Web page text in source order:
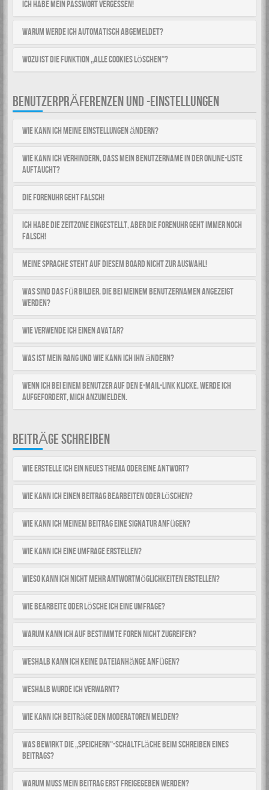
Ich habe mein Passwort vergessen!
Warum werde ich automatisch abgemeldet?
Wozu ist die Funktion „Alle Cookies löschen“?
BENUTZERPRÄFERENZEN UND -EINSTELLUNGEN
Wie kann ich meine Einstellungen ändern?
Wie kann ich verhindern, dass mein Benutzername in der Online-Liste
auftaucht?
Die Forenuhr geht falsch!
Ich habe die Zeitzone eingestellt, aber die Forenuhr geht immer noch
falsch!
Meine Sprache steht auf diesem Board nicht zur Auswahl!
Was sind das für Bilder, die bei meinem Benutzernamen angezeigt
werden?
Wie verwende ich einen Avatar?
Was ist mein Rang und wie kann ich ihn ändern?
Wenn ich bei einem Benutzer auf den E-Mail-Link klicke, werde ich
aufgefordert, mich anzumelden.
BEITRÄGE SCHREIBEN
Wie erstelle ich ein neues Thema oder eine Antwort?
Wie kann ich einen Beitrag bearbeiten oder löschen?
Wie kann ich meinem Beitrag eine Signatur anfügen?
Wie kann ich eine Umfrage erstellen?
Wieso kann ich nicht mehr Antwortmöglichkeiten erstellen?
Wie bearbeite oder lösche ich eine Umfrage?
Warum kann ich auf bestimmte Foren nicht zugreifen?
Weshalb kann ich keine Dateianhänge anfügen?
Weshalb wurde ich verwarnt?
Wie kann ich Beiträge den Moderatoren melden?
Was bewirkt die „Speichern“-Schaltfläche beim Schreiben eines
Beitrags?
Warum muss mein Beitrag erst freigegeben werden?